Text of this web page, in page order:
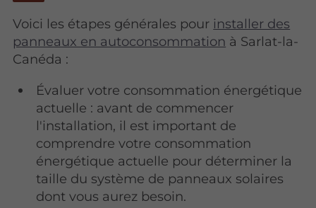
Voici les étapes générales pour installer des
panneaux en autoconsommation à Sarlat-la-
Canéda :
Évaluer votre consommation énergétique
actuelle : avant de commencer
l'installation, il est important de
comprendre votre consommation
énergétique actuelle pour déterminer la
taille du système de panneaux solaires
dont vous aurez besoin.